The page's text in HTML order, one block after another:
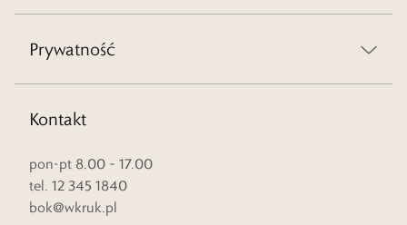
Prywatność
Kontakt
pon-pt 8.00 – 17.00
tel. 12 345 1840
bok@wkruk.pl